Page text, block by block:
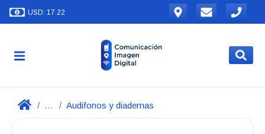
USD: 17.22
... Audifonos y diademas